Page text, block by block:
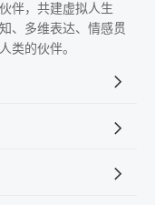
伴，共建虚拟人生
、多维表达、情感贯
类的伙伴。